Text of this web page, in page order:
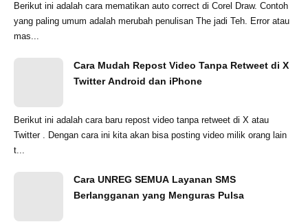
Berikut ini adalah cara mematikan auto correct di Corel Draw. Contoh
yang paling umum adalah merubah penulisan The jadi Teh. Error atau
mas...
Cara Mudah Repost Video Tanpa Retweet di X
Twitter Android dan iPhone
Berikut ini adalah cara baru repost video tanpa retweet di X atau
Twitter . Dengan cara ini kita akan bisa posting video milik orang lain
t...
Cara UNREG SEMUA Layanan SMS
Berlangganan yang Menguras Pulsa